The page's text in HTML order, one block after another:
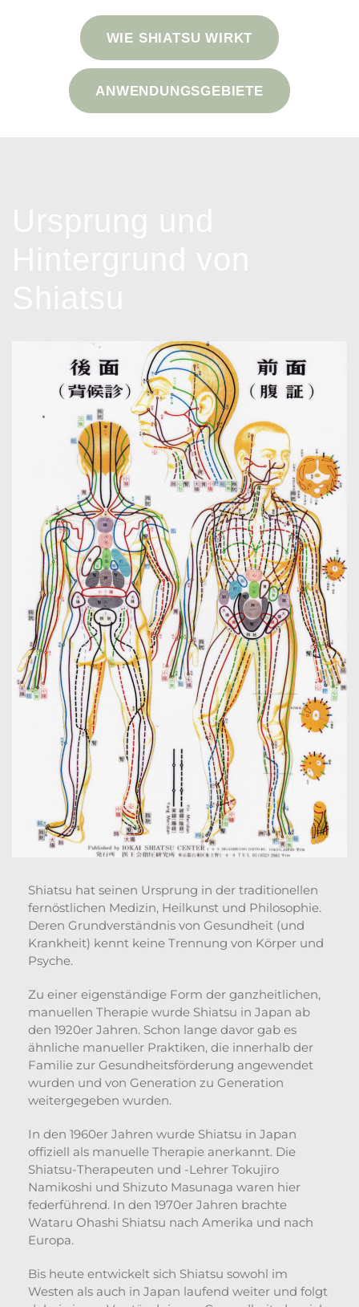
WIE SHIATSU WIRKT
ANWENDUNGSGEBIETE
Shiatsu hat seinen Ursprung in der traditionellen
fernöstlichen Medizin, Heilkunst und Philosophie.
Deren Grundverständnis von Gesundheit (und
Krankheit) kennt keine Trennung von Körper und
Psyche.
Zu einer eigenständige Form der ganzheitlichen,
manuellen Therapie wurde Shiatsu in Japan ab
den 1920er Jahren. Schon lange davor gab es
ähnliche manueller Praktiken, die innerhalb der
Familie zur Gesundheitsförderung angewendet
wurden und von Generation zu Generation
weitergegeben wurden.
In den 1960er Jahren wurde Shiatsu in Japan
offiziell als manuelle Therapie anerkannt. Die
Shiatsu-Therapeuten und -Lehrer Tokujiro
Namikoshi und Shizuto Masunaga waren hier
federführend. In den 1970er Jahren brachte
Wataru Ohashi Shiatsu nach Amerika und nach
Europa.
Bis heute entwickelt sich Shiatsu sowohl im
Westen als auch in Japan laufend weiter und folgt